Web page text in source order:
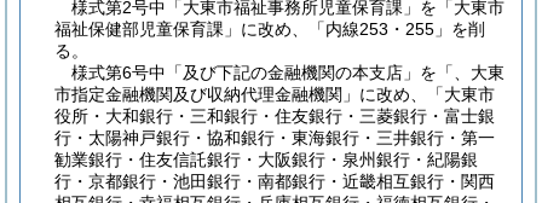
様式第2号中「大東市福祉事務所児童保育課」を「大東市
福祉保健部児童保育課」に改め、「内線253・255」を削
る。
様式第6号中「及び下記の金融機関の本支店」を「、大東
市指定金融機関及び収納代理金融機関」に改め、「大東市
役所・大和銀行・三和銀行・住友銀行・三菱銀行・富士銀
行・太陽神戸銀行・協和銀行・東海銀行・三井銀行・第一
勧業銀行・住友信託銀行・大阪銀行・泉州銀行・紀陽銀
行・京都銀行・池田銀行・南都銀行・近畿相互銀行・関西